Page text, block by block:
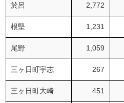
於呂 2,772
根堅 1,231
尾野 1,059
三ヶ日町宇志 267
三ヶ日町大崎 451